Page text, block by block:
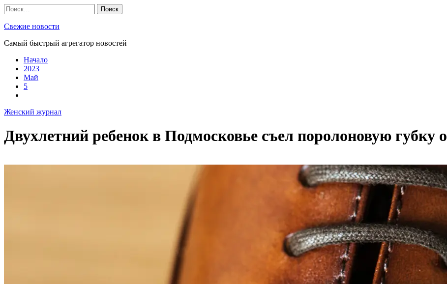
Skip
to
content
Найти:
Свежие новости
Самый быстрый агрегатор новостей
Начало
2023
Май
5
Женский журнал
Двухлетний ребенок в Подмосковье съел поролоновую губку